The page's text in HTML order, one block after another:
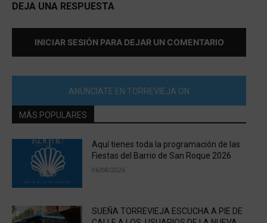
DEJA UNA RESPUESTA
INICIAR SESIÓN PARA DEJAR UN COMENTARIO
ANÚNCIATE EN TORREVIEJA ON
MÁS POPULARES
Aquí tienes toda la programación de las
Fiestas del Barrio de San Roque 2026
06/08/2026
SUEÑA TORREVIEJA ESCUCHA A PIE DE